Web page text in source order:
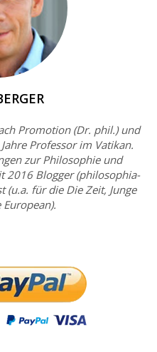
Promotion (Dr. phil.) und
Professor im Vatikan.
zur Philosophie und
2016 Blogger (philosophia-
(u.a. für die Die Zeit, Junge